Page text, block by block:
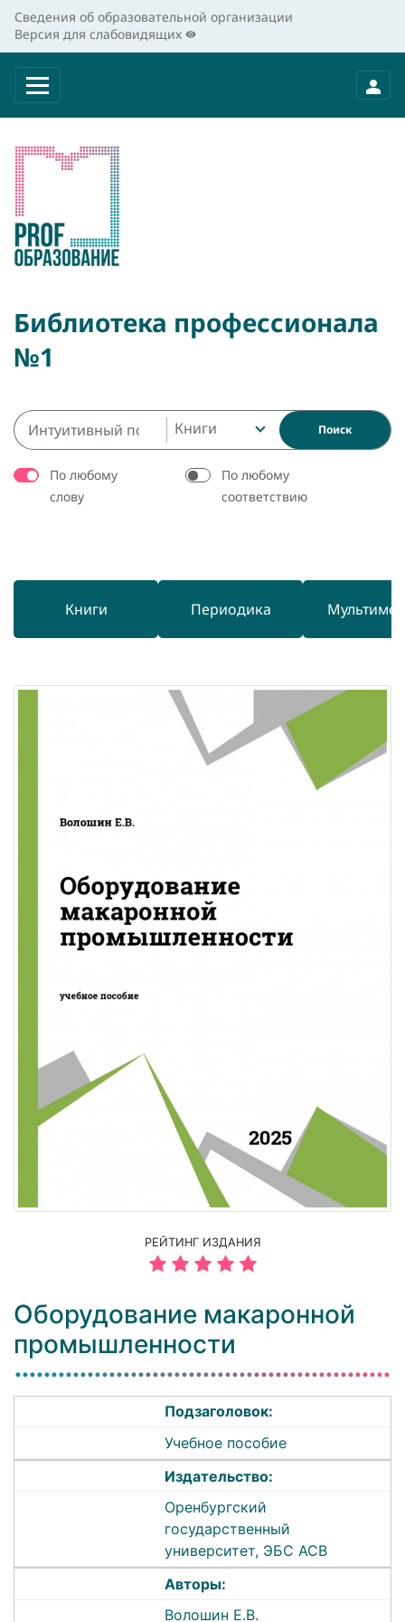
Сведения об образовательной организации
Версия для слабовидящих
Библиотека профессионала
№1
Книги Поиск
По любому
слову
По любому
соответствию
Книги Периодика
РЕЙТИНГ ИЗДАНИЯ
Оборудование макаронной
промышленности
Подзаголовок:
Учебное пособие
Издательство:
Оренбургский
государственный
университет, ЭБС АСВ
Авторы:
Волошин Е.В.